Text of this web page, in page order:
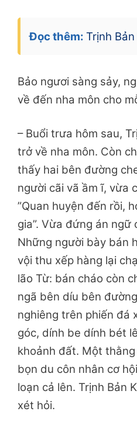
Đọc thêm: Trịnh
Bảo ngươi sàng sảy,
về đến nha môn cho
– Buổi trưa hôm sau,
trở về nha môn. Còn
thấy hai bên đường
người cãi vã ầm ĩ, vừa
”Quan huyện đến rồi,
gia”. Vừa đứng án ngữ
Những người bày bán
vội thu xếp hàng lại
lão Từ: bán cháo còn
ngã bên díu bên
nghiêng trên phiến đá
góc, dính be dính bét
khoảnh đất. Một
bọn du côn nhân cơ
loạn cả lên. Trịnh Bản
xét hỏi.